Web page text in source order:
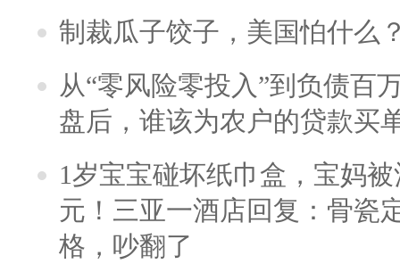
制裁瓜子饺子，美国怕什么
从“零风险零投入”到负债百
盘后，谁该为农户的贷款买
1岁宝宝碰坏纸巾盒，宝妈
元！三亚一酒店回复：骨瓷
格，吵翻了